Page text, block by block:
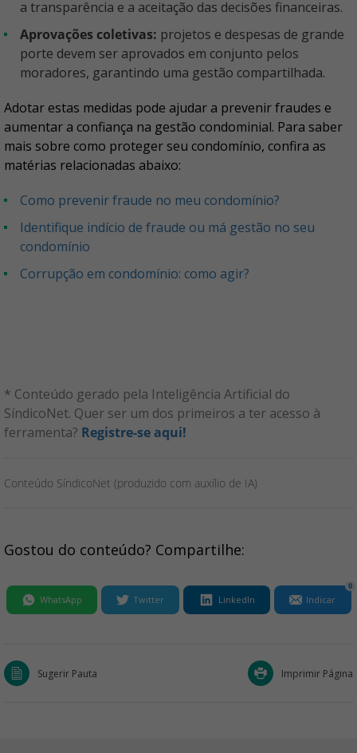
a transparência e a aceitação das decisões financeiras.
Aprovações coletivas: projetos e despesas de grande
porte devem ser aprovados em conjunto pelos
moradores, garantindo uma gestão compartilhada.
Adotar estas medidas pode ajudar a prevenir fraudes e
aumentar a confiança na gestão condominial. Para saber
mais sobre como proteger seu condomínio, confira as
matérias relacionadas abaixo:
Como prevenir fraude no meu condomínio?
Identifique indício de fraude ou má gestão no seu
condomínio
Corrupção em condomínio: como agir?
* Conteúdo gerado pela Inteligência Artificial do
SíndicoNet. Quer ser um dos primeiros a ter acesso à
ferramenta? Registre-se aqui!
Conteúdo SíndicoNet (produzido com auxílio de IA)
Gostou do conteúdo? Compartilhe:
WhatsApp Twitter LinkedIn Indicar
0
Sugerir Pauta Imprimir Página